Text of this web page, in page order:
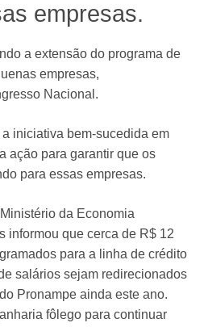
empresas.
a extensão do programa de
empresas,
Nacional.
iniciativa bem-sucedida em
ação para garantir que os
para essas empresas.
da Economia
informou que cerca de R$ 12
para a linha de crédito
salários sejam redirecionados
Pronampe ainda este ano.
fôlego para continuar